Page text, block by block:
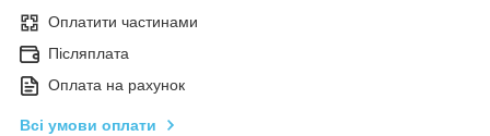
Оплатити частинами
Післяплата
Оплата на рахунок
Всі умови оплати